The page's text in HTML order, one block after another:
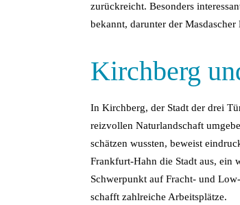
zurückreicht. Besonders
bekannt, darunter der
Kirchberg
In Kirchberg, der Stadt der drei
reizvollen Naturlandschaft
schätzen wussten, beweist
Frankfurt-Hahn die Stadt aus, ein
Schwerpunkt auf Fracht- und
schafft zahlreiche Arbeitsplätze.